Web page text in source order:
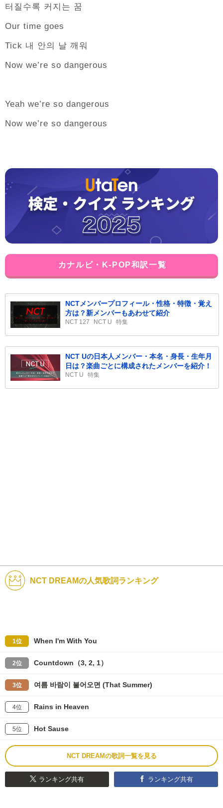
터질수록 커지는 꿈
Our time goes
Tick 내 안의 날 깨워
Now we’re so dangerous
Yeah we’re so dangerous
Now we’re so dangerous
カナルビ・K-POP和訳一覧
NCTメンバープロフィール・性格・特徴・覚え
方は？新メンバーもあわせて紹介
NCT 127 NCT U 特集
NCT Uの日本人メンバー・本名・身長・生年月
日は？楽曲ごとに構成されたメンバーを紹介！
NCT U 特集
NCT DREAMの人気歌詞ランキング
1位 When I'm With You
2位 Countdown（3, 2, 1）
3位 여름 바람이 불어오면 (That Summer)
4位 Rains in Heaven
5位 Hot Sause
NCT DREAMの歌詞一覧を見る
ランキング共有 ランキング共有